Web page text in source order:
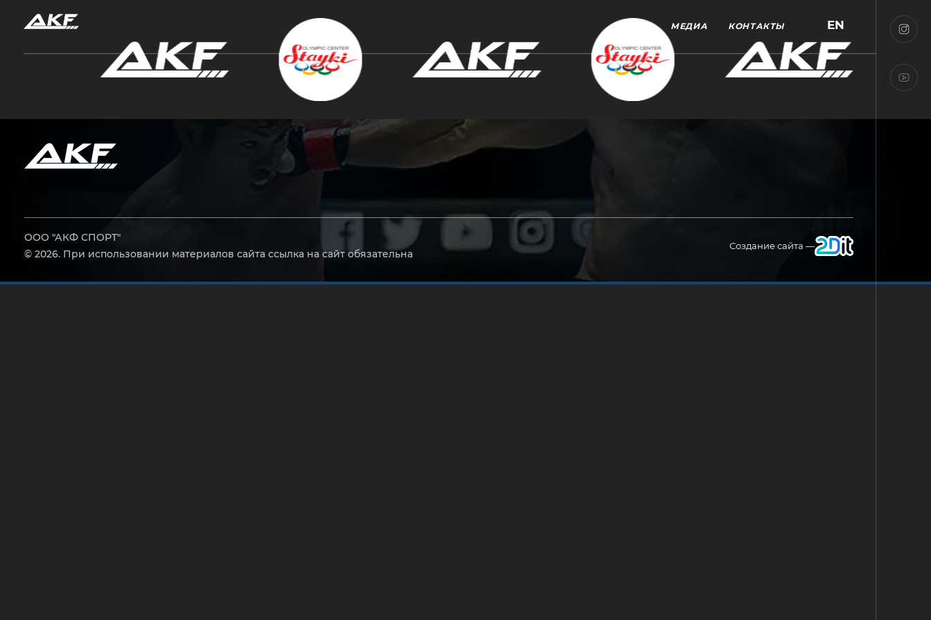
МЕДИА КОНТАКТЫ EN
ООО "АКФ СПОРТ"
© 2026. При использовании материалов сайта ссылка на сайт обязательна
Создание сайта —
Нажмите Enter для поиска или Esc, чтобы закрыть